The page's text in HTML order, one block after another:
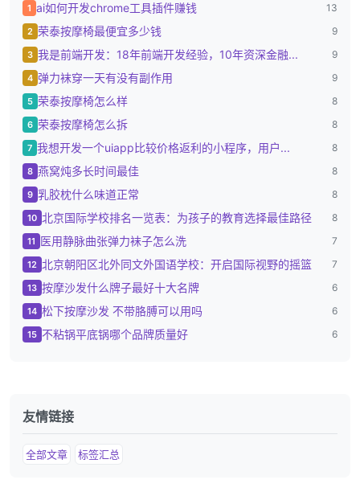
1 ai如何开发chrome工具插件赚钱 13
2 荣泰按摩椅最便宜多少钱 9
3 我是前端开发：18年前端开发经验，10年资深金融... 9
4 弹力袜穿一天有没有副作用 9
5 荣泰按摩椅怎么样 8
6 荣泰按摩椅怎么拆 8
7 我想开发一个uiapp比较价格返利的小程序，用户... 8
8 燕窝炖多长时间最佳 8
9 乳胶枕什么味道正常 8
10 北京国际学校排名一览表：为孩子的教育选择最佳路径 8
11 医用静脉曲张弹力袜子怎么洗 7
12 北京朝阳区北外同文外国语学校：开启国际视野的摇篮 7
13 按摩沙发什么牌子最好十大名牌 6
14 松下按摩沙发 不带胳膊可以用吗 6
15 不粘锅平底锅哪个品牌质量好 6
友情链接
全部文章 标签汇总